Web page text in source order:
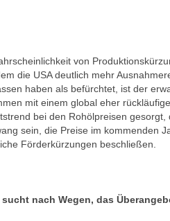
von
die USA deutlich mehr
haben als befürchtet, ist der
mit einem global eher
bei den Rohölpreisen
sein, die Preise im kommenden
Förderkürzungen beschließen.
sucht nach Wegen, das